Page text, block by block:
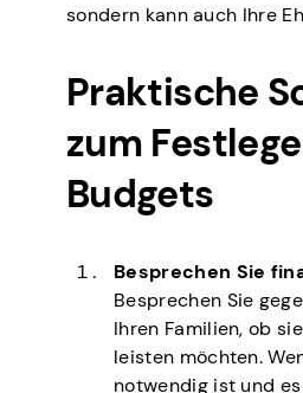
sondern kann auch Ihre
Praktische
zum
Budgets
Besprechen Sie
Besprechen Sie
Ihren Familien, ob
leisten möchten.
notwendig ist und